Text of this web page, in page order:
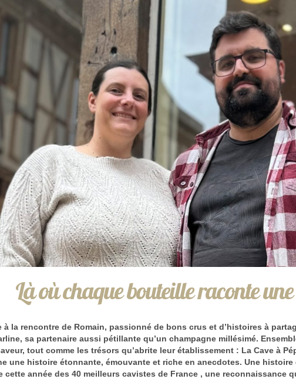
Là où chaque bouteille raconte
à la rencontre de Romain, passionné de bons crus et d’histoires à
sa partenaire aussi pétillante qu’un champagne millésimé.
tout comme les trésors qu’abrite leur établissement : La Cave à
une histoire étonnante, émouvante et riche en anecdotes. Une histoire
cette année des 40 meilleurs cavistes de France , une reconnaissance